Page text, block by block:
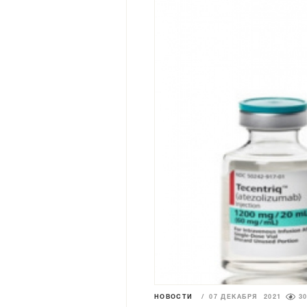
НОВОСТИ / 07 ДЕКАБРЯ 2021